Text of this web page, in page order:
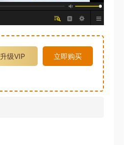
升级VIP 立即购买